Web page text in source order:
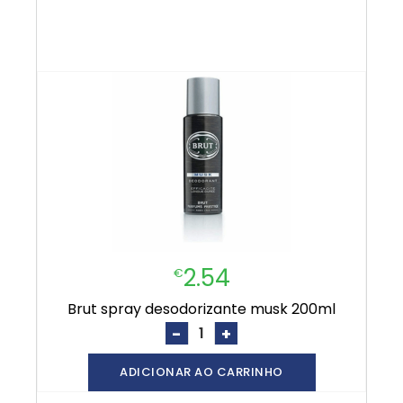
€2.54
brut spray desodorizante musk 200ml
- +
ADICIONAR AO CARRINHO